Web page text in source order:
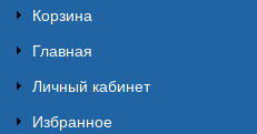
Корзина
Главная
Личный кабинет
Избранное